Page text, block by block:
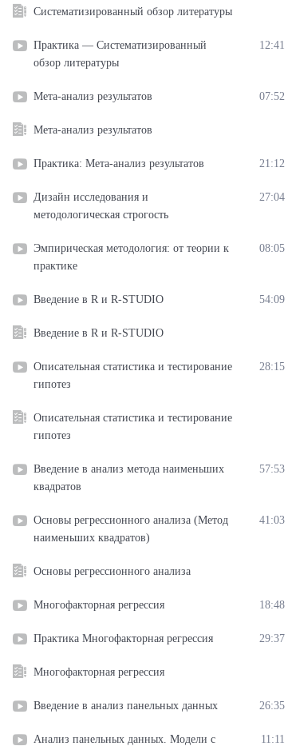
Систематизированный обзор литературы
Практика — Систематизированный
обзор литературы
12:41
Мета-анализ результатов 07:52
Мета-анализ результатов
Практика: Мета-анализ результатов 21:12
Дизайн исследования и
методологическая строгость
27:04
Эмпирическая методология: от теории к
практике
08:05
Введение в R и R-STUDIO 54:09
Введение в R и R-STUDIO
Описательная статистика и тестирование
гипотез
28:15
Описательная статистика и тестирование
гипотез
Введение в анализ метода наименьших
квадратов
57:53
Основы регрессионного анализа (Метод
наименьших квадратов)
41:03
Основы регрессионного анализа
Многофакторная регрессия 18:48
Практика Многофакторная регрессия 29:37
Многофакторная регрессия
Введение в анализ панельных данных 26:35
Анализ панельных данных. Модели с
11:11